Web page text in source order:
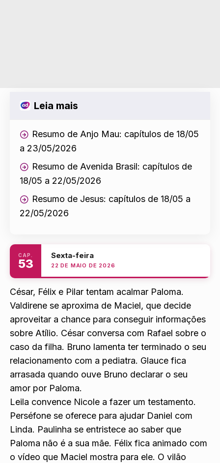
Leia mais
Resumo de Anjo Mau: capítulos de 18/05
a 23/05/2026
Resumo de Avenida Brasil: capítulos de
18/05 a 22/05/2026
Resumo de Jesus: capítulos de 18/05 a
22/05/2026
CAP.
53
Sexta-feira
22 DE MAIO DE 2026
César, Félix e Pilar tentam acalmar Paloma.
Valdirene se aproxima de Maciel, que decide
aproveitar a chance para conseguir informações
sobre Atílio. César conversa com Rafael sobre o
caso da filha. Bruno lamenta ter terminado o seu
relacionamento com a pediatra. Glauce fica
arrasada quando ouve Bruno declarar o seu
amor por Paloma.
Leila convence Nicole a fazer um testamento.
Perséfone se oferece para ajudar Daniel com
Linda. Paulinha se entristece ao saber que
Paloma não é a sua mãe. Félix fica animado com
o vídeo que Maciel mostra para ele. O vilão